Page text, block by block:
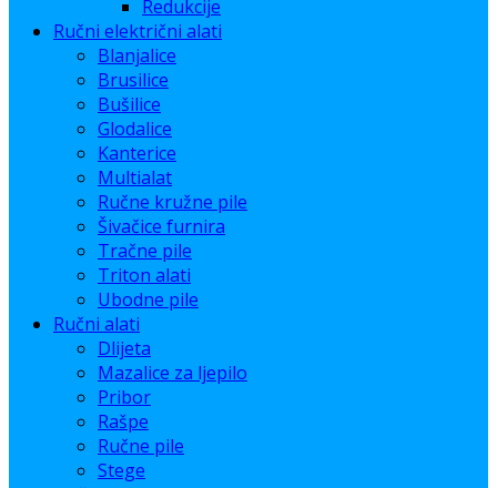
Redukcije
Ručni električni alati
Blanjalice
Brusilice
Bušilice
Glodalice
Kanterice
Multialat
Ručne kružne pile
Šivačice furnira
Tračne pile
Triton alati
Ubodne pile
Ručni alati
Dlijeta
Mazalice za ljepilo
Pribor
Rašpe
Ručne pile
Stege